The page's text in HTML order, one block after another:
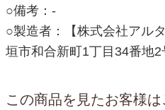
○備考：-
○製造者：【株式会社アル
垣市和合新町1丁目34番地2
この商品を見たお客様